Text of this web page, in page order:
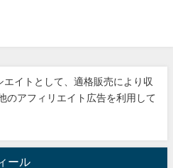
イトとして、適格販売により収
のアフィリエイト広告を利用して
ール